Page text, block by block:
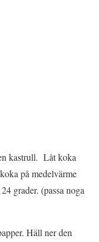
kastrull. Låt koka
på medelvärme
grader. (passa noga
Häll ner den